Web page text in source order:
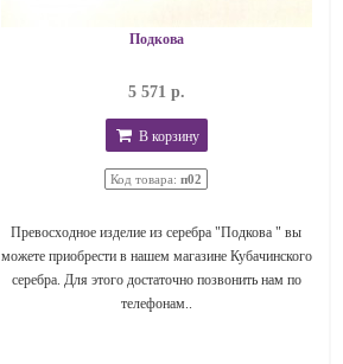
Подкова
5 571 р.
В корзину
Код товара:п02
Превосходное изделие из серебра "Подкова " вы
можете приобрести в нашем магазине Кубачинского
серебра. Для этого достаточно позвонить нам по
телефонам..